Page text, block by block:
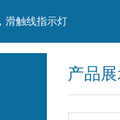
滑触线指示灯
产品